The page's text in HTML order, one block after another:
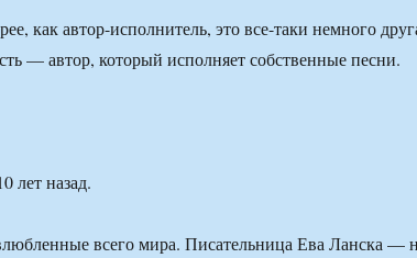
как автор-исполнитель, это все-таки немного
— автор, который исполняет собственные песни.
лет назад.
всего мира. Писательница Ева Ланска —